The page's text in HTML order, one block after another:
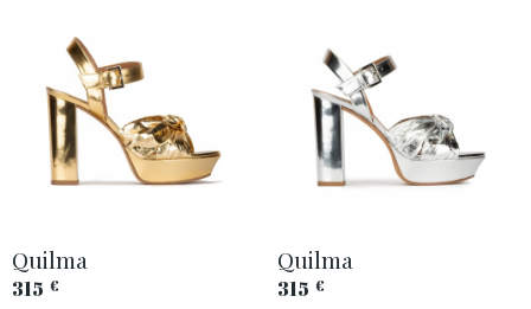
Quilma
315 €
Quilma
315 €